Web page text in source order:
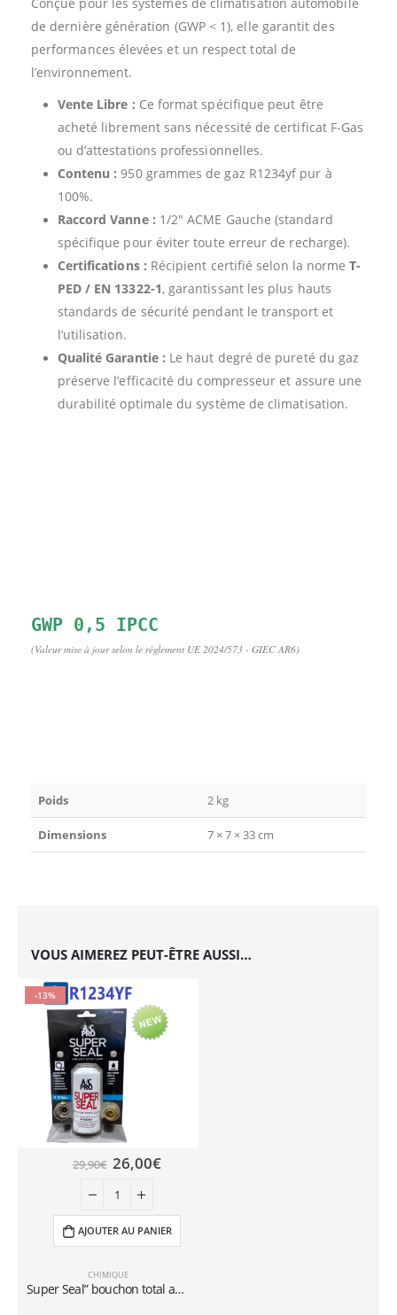
de dernière génération (GWP < 1), elle garantit des
performances élevées et un respect total de
l’environnement.
Vente Libre : Ce format spécifique peut être
acheté librement sans nécessité de certificat F-Gas
ou d’attestations professionnelles.
Contenu : 950 grammes de gaz R1234yf pur à
100%.
Raccord Vanne : 1/2″ ACME Gauche (standard
spécifique pour éviter toute erreur de recharge).
Certifications : Récipient certifié selon la normeT-
PED / EN 13322-1, garantissant les plus hauts
standards de sécurité pendant le transport et
l’utilisation.
Qualité Garantie : Le haut degré de pureté du gaz
préserve l’efficacité du compresseur et assure une
durabilité optimale du système de climatisation.
(Valeur mise à jour selon le règlement UE 2024/573 - GIEC AR6)
Poids 2 kg
Dimensions 7 × 7 × 33 cm
VOUS AIMEREZ PEUT-ÊTRE AUSSI…
-13%
CHIMIQUE
Super Seal” bouchon total avec raccord rapide pour réfrigération Car R1234YF
29,90€ 26,00€
AJOUTER AU PANIER